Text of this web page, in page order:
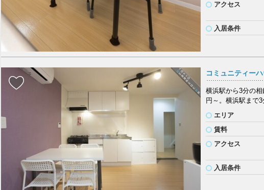
アクセス
入居条件
コミュニティー
横浜駅から3分の
円～。横浜駅まで
エリア
賃料
アクセス
入居条件